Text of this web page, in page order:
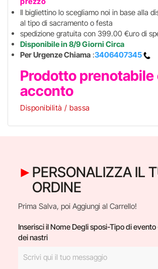
Il bigliettino lo scegliamo noi in base alla
al tipo di sacramento o festa
spedizione gratuita con 399.00 €uro di
Disponibile in 8/9 Giorni Circa
Per Urgenze Chiama :3406407345
Prodotto prenotabile
acconto
Disponibilità / bassa
PERSONALIZZA IL
ORDINE
Prima Salva, poi Aggiungi al Carrello!
Inserisci il Nome Degli sposi-Tipo di
dei nastri